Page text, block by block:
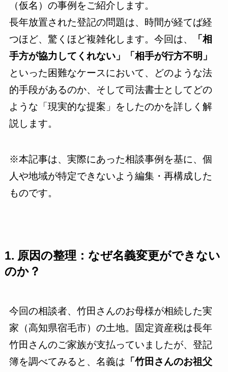
（仮名）の事例をご紹介します。
長年放置された登記の問題は、時間が経てば経
つほど、驚くほど複雑化します。今回は、
「相
手方が協力してくれない」「相手が行方不明」
といった困難なケースにおいて、どのような法
的手段があるのか、そして司法書士としてどの
ような「現実的な提案」をしたのかを詳しく解
説します。
※本記事は、実際にあった相談事例を基に、個
人や地域が特定できないよう編集・再構成した
ものです。
1. 原因の整理：なぜ名義変更ができない
のか？
今回の相談者、竹田さんのお母様が相続した実
家（高知県宿毛市）の土地。固定資産税は長年
竹田さんのご家族が支払っていましたが、登記
簿を調べてみると、名義は 「竹田さんのお祖父